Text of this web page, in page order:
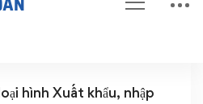
hình Xuất khẩu, nhập